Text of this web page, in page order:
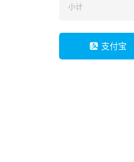
小计
支付宝